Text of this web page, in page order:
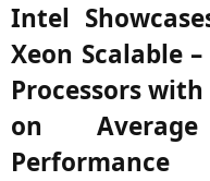
Intel
Xeon Scalable
Processors
on
Performance